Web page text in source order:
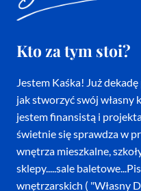
Kto za tym stoi?
Jestem Kaśka! Już
jak stworzyć swój własny
jestem finansistą i
świetnie się sprawdza w
wnętrza mieszkalne,
sklepy.....sale
wnętrzarskich ( "Własny